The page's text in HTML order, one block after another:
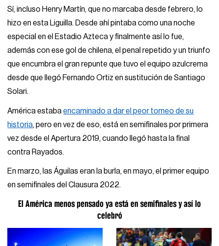
Sí, incluso Henry Martín, que no marcaba desde febrero, lo
hizo en esta Liguilla. Desde ahí pintaba como una noche
especial en el Estadio Azteca y finalmente así lo fue,
además con ese gol de chilena, el penal repetido y un triunfo
que encumbra el gran repunte que tuvo el equipo azulcrema
desde que llegó Fernando Ortiz en sustitución de Santiago
Solari.
América estabaencaminado a dar el peor torneo de su
historia, pero en vez de eso, está en semifinales por primera
vez desde el Apertura 2019, cuando llegó hasta la final
contra Rayados.
En marzo, las Águilas eran la burla, en mayo, el primer equipo
en semifinales del Clausura 2022.
El América menos pensado ya está en semifinales y así lo
celebró